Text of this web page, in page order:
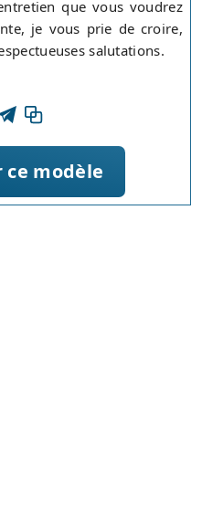
que vous voudrez
je vous prie de croire,
salutations.
ce modèle